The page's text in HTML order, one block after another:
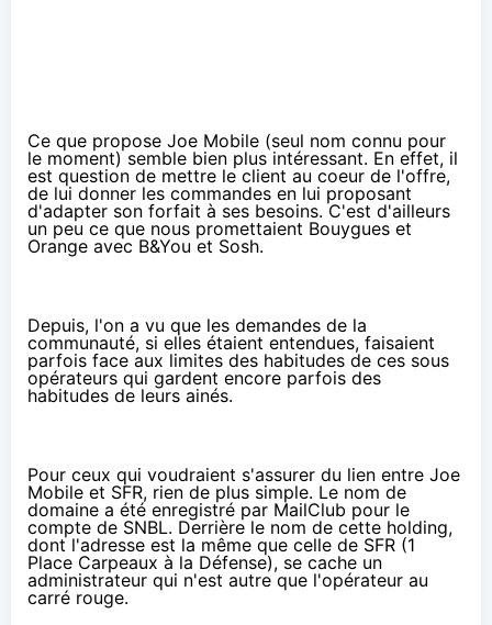
Ce que propose Joe Mobile (seul nom connu pour
le moment) semble bien plus intéressant. En effet, il
est question de mettre le client au coeur de l'offre,
de lui donner les commandes en lui proposant
d'adapter son forfait à ses besoins. C'est d'ailleurs
un peu ce que nous promettaient Bouygues et
Orange avec B&You et Sosh.
Depuis, l'on a vu que les demandes de la
communauté, si elles étaient entendues, faisaient
parfois face aux limites des habitudes de ces sous
opérateurs qui gardent encore parfois des
habitudes de leurs ainés.
Pour ceux qui voudraient s'assurer du lien entre Joe
Mobile et SFR, rien de plus simple. Le nom de
domaine a été enregistré par MailClub pour le
compte de SNBL. Derrière le nom de cette holding,
dont l'adresse est la même que celle de SFR (1
Place Carpeaux à la Défense), se cache un
administrateur qui n'est autre que l'opérateur au
carré rouge.